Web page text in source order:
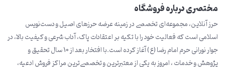
مختصری درباره فروشگاه
حرز آنلاین، مجموعه‌ای تخصصی در زمینه عرضه حرزهای اصیل و دست‌نویس
اسلامی است که فعالیت خود را با تکیه بر اعتقادات پاک، آداب شرعی و کیفیت بالا، در
جوار نورانی حرم امام رضا (ع) آغاز کرده است.با افتخار بعد از 10 سال تحقیق و
پژوهش و خدمات ، امروز به یکی از معتبرترین و تخصصی‌ترین مراکز فروش ادعیه،